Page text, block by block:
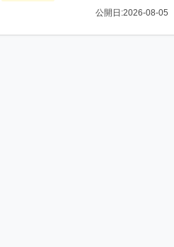
公開日:2026-08-05